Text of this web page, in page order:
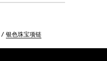
银色珠宝项链